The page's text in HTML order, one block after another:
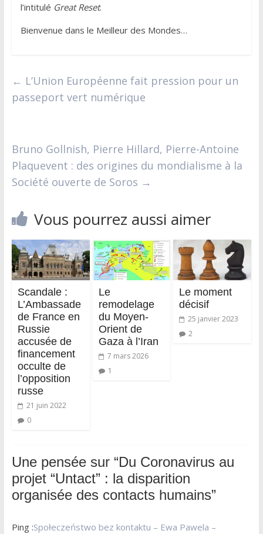
l’intitulé Great Reset.
Bienvenue dans le Meilleur des Mondes…
← L’Union Européenne fait pression pour un
passeport vert numérique
Bruno Gollnish, Pierre Hillard, Pierre-Antoine
Plaquevent : des origines du mondialisme à la
Société ouverte de Soros →
Vous pourrez aussi aimer
Scandale :
L’Ambassade
de France en
Russie
accusée de
financement
occulte de
l’opposition
russe
21 juin 2022
0
Le
remodelage
du Moyen-
Orient de
Gaza à l’Iran
7 mars 2026
1
Le moment
décisif
25 janvier 2023
2
Une pensée sur “Du Coronavirus au
projet “Untact” : la disparition
organisée des contacts humains”
Ping :Społeczeństwo bez kontaktu – Ewa Pawela –